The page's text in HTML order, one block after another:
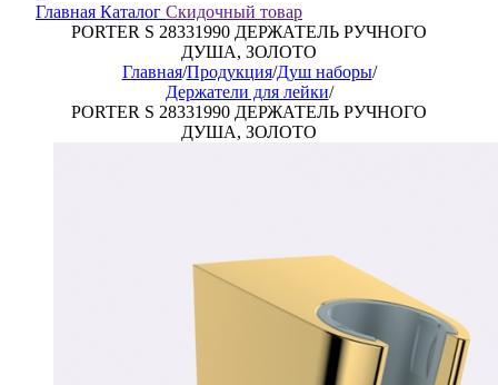
Главная Каталог Скидочный товар
PORTER S 28331990 ДЕРЖАТЕЛЬ РУЧНОГО
ДУША, ЗОЛОТО
Главная/Продукция/Душ наборы/
Держатели для лейки/
PORTER S 28331990 ДЕРЖАТЕЛЬ РУЧНОГО
ДУША, ЗОЛОТО